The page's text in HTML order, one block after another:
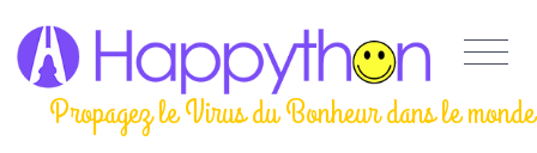
Propagez le Virus du Bonheur dans le monde